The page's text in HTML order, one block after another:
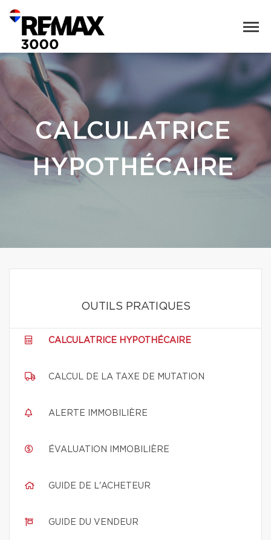
CALCULATRICE
HYPOTHÉCAIRE
OUTILS PRATIQUES
CALCULATRICE HYPOTHÉCAIRE
CALCUL DE LA TAXE DE MUTATION
ALERTE IMMOBILIÈRE
ÉVALUATION IMMOBILIÈRE
GUIDE DE L'ACHETEUR
GUIDE DU VENDEUR